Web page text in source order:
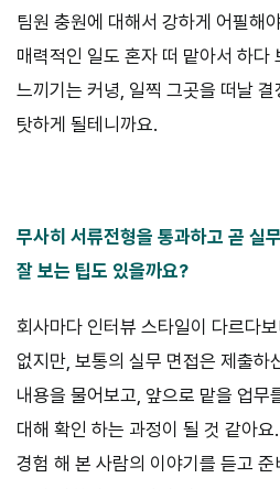
팀원 충원에 대해서 강하게 어필해
매력적인 일도 혼자 떠 맡아서 하다
느끼기는 커녕, 일찍 그곳을 떠날
탓하게 될테니까요.
무사히 서류전형을 통과하고 곧 실
잘 보는 팁도 있을까요?
회사마다 인터뷰 스타일이 다르다
없지만, 보통의 실무 면접은 제출하
내용을 물어보고, 앞으로 맡을 업무
대해 확인 하는 과정이 될 것 같아
경험 해 본 사람의 이야기를 듣고